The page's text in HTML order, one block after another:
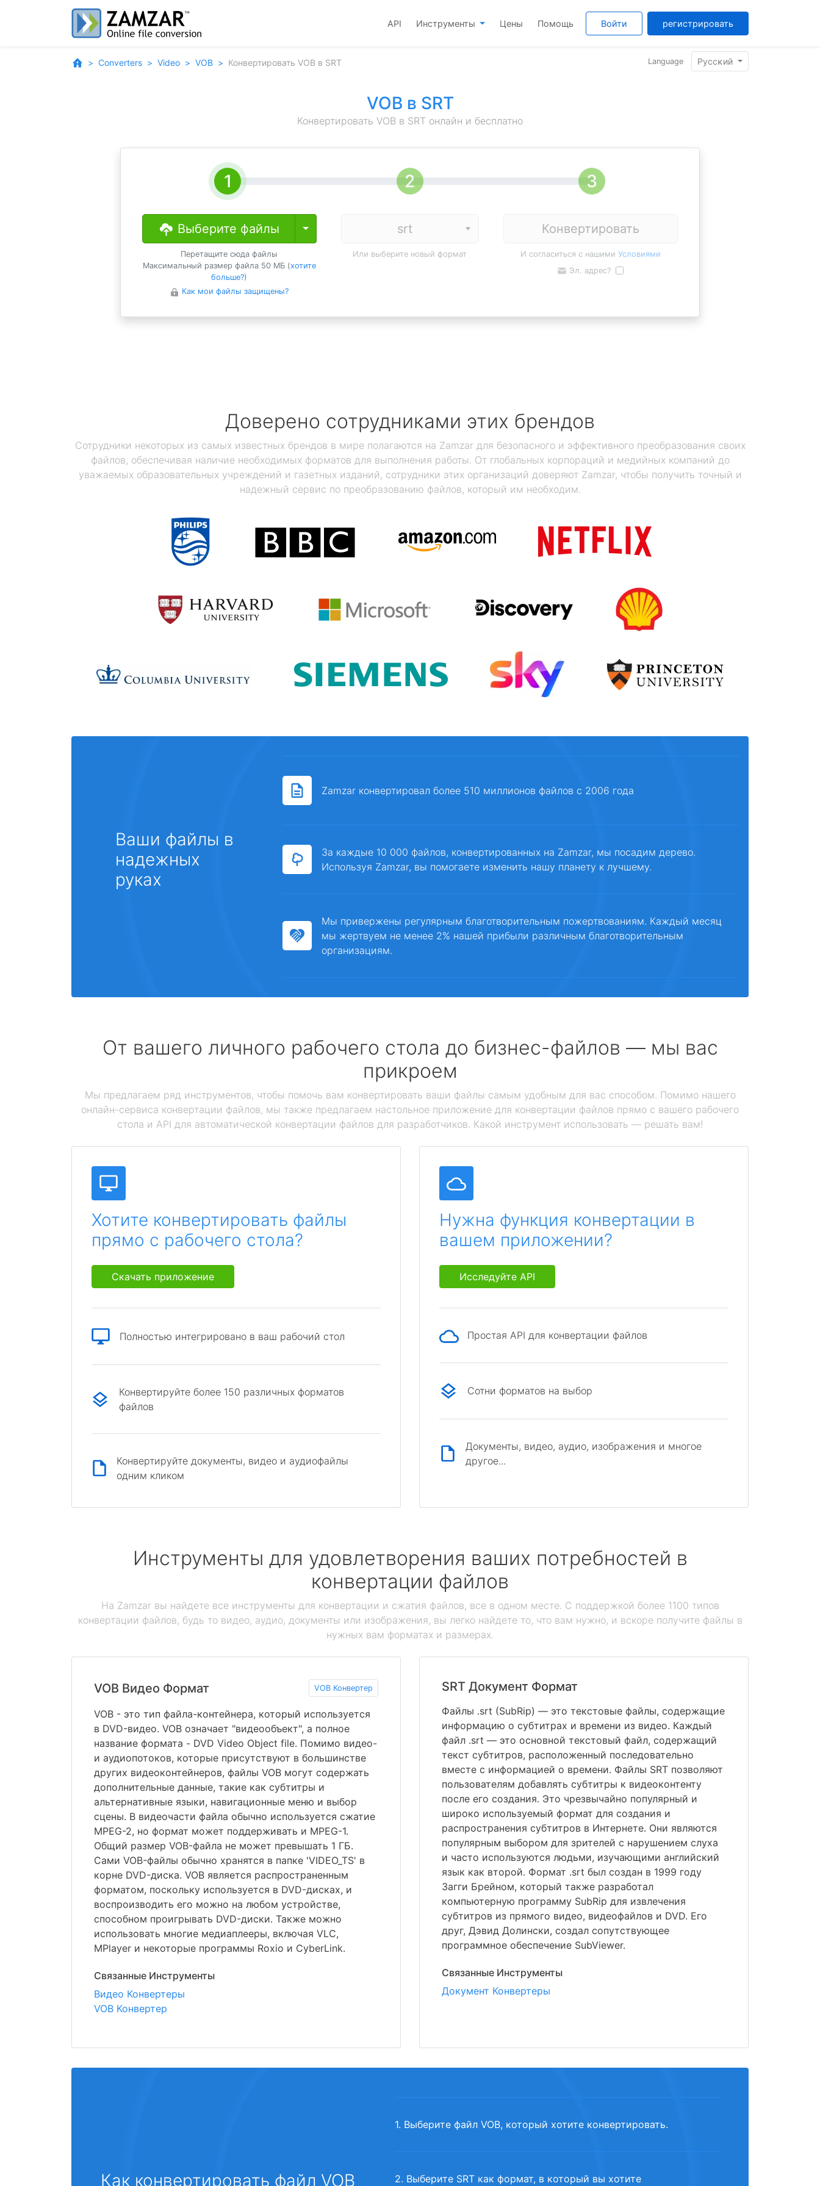
API Инструменты Цены Помощь Войти регистрировать
Converters Video VOB Конвертировать VOB в SRT Language Pyccĸий
VOB в SRT
Конвертировать VOB в SRT онлайн и бесплатно
Выберите файлы Toggle Dropdown
Перетащите сюда файлы
Максимальный размер файла 50 МБ (хотите
больше?)
Как мои файлы защищены?
Или выберите новый формат
Конвертировать
И согласиться с нашими Условиями
Эл. адрес?
Доверено сотрудниками этих брендов
Сотрудники некоторых из самых известных брендов в мире полагаются на Zamzar для безопасного и эффективного преобразования своих
файлов, обеспечивая наличие необходимых форматов для выполнения работы. От глобальных корпораций и медийных компаний до
уважаемых образовательных учреждений и газетных изданий, сотрудники этих организаций доверяют Zamzar, чтобы получить точный и
надежный сервис по преобразованию файлов, который им необходим.
Ваши файлы в
надежных
руках
Zamzar конвертировал более 510 миллионов файлов с 2006 года
За каждые 10 000 файлов, конвертированных на Zamzar, мы посадим дерево.
Используя Zamzar, вы помогаете изменить нашу планету к лучшему.
Мы привержены регулярным благотворительным пожертвованиям. Каждый месяц
мы жертвуем не менее 2% нашей прибыли различным благотворительным
организациям.
От вашего личного рабочего стола до бизнес-файлов — мы вас
прикроем
Мы предлагаем ряд инструментов, чтобы помочь вам конвертировать ваши файлы самым удобным для вас способом. Помимо нашего
онлайн-сервиса конвертации файлов, мы также предлагаем настольное приложение для конвертации файлов прямо с вашего рабочего
стола и API для автоматической конвертации файлов для разработчиков. Какой инструмент использовать — решать вам!
Хотите конвертировать файлы
прямо с рабочего стола?
Скачать приложение
Полностью интегрировано в ваш рабочий стол
Конвертируйте более 150 различных форматов
файлов
Конвертируйте документы, видео и аудиофайлы
одним кликом
Нужна функция конвертации в
вашем приложении?
Исследуйте API
Простая API для конвертации файлов
Сотни форматов на выбор
Документы, видео, аудио, изображения и многое
другое...
Инструменты для удовлетворения ваших потребностей в
конвертации файлов
На Zamzar вы найдете все инструменты для конвертации и сжатия файлов, все в одном месте. С поддержкой более 1100 типов
конвертации файлов, будь то видео, аудио, документы или изображения, вы легко найдете то, что вам нужно, и вскоре получите файлы в
нужных вам форматах и размерах.
VOB Видео Формат VOB Конвертер
VOB - это тип файла-контейнера, который используется
в DVD-видео. VOB означает "видеообъект", а полное
название формата - DVD Video Object file. Помимо видео-
и аудиопотоков, которые присутствуют в большинстве
других видеоконтейнеров, файлы VOB могут содержать
дополнительные данные, такие как субтитры и
альтернативные языки, навигационные меню и выбор
сцены. В видеочасти файла обычно используется сжатие
MPEG-2, но формат может поддерживать и MPEG-1.
Общий размер VOB-файла не может превышать 1 ГБ.
Сами VOB-файлы обычно хранятся в папке 'VIDEO_TS' в
корне DVD-диска. VOB является распространенным
форматом, поскольку используется в DVD-дисках, и
воспроизводить его можно на любом устройстве,
способном проигрывать DVD-диски. Также можно
использовать многие медиаплееры, включая VLC,
MPlayer и некоторые программы Roxio и CyberLink.
Связанные Инструменты
Видео Конвертеры
VOB Конвертер
SRT Документ Формат
Файлы .srt (SubRip) — это текстовые файлы, содержащие
информацию о субтитрах и времени из видео. Каждый
файл .srt — это основной текстовый файл, содержащий
текст субтитров, расположенный последовательно
вместе с информацией о времени. Файлы SRT позволяют
пользователям добавлять субтитры к видеоконтенту
после его создания. Это чрезвычайно популярный и
широко используемый формат для создания и
распространения субтитров в Интернете. Они являются
популярным выбором для зрителей с нарушением слуха
и часто используются людьми, изучающими английский
язык как второй. Формат .srt был создан в 1999 году
Загги Брейном, который также разработал
компьютерную программу SubRip для извлечения
субтитров из прямого видео, видеофайлов и DVD. Его
друг, Дэвид Долински, создал сопутствующее
программное обеспечение SubViewer.
Связанные Инструменты
Документ Конвертеры
Как конвертировать файл VOB
1. Выберите файл VOB, который хотите конвертировать.
2. Выберите SRT как формат, в который вы хотите